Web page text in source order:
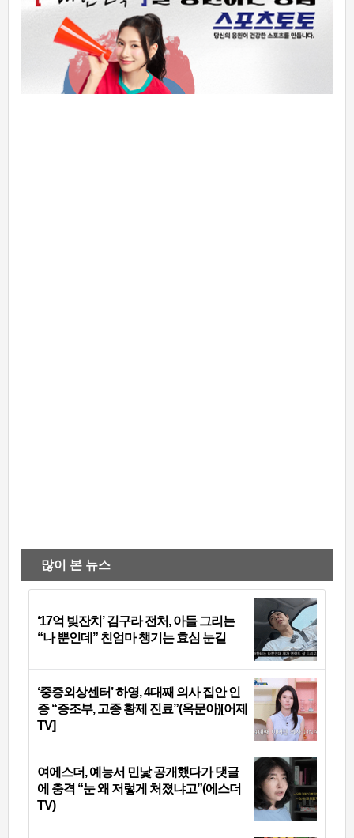
많이 본 뉴스
‘17억 빚잔치’ 김구라 전처, 아들 그리는
“나 뿐인데” 친엄마 챙기는 효심 눈길
‘중증외상센터’ 하영, 4대째 의사 집안 인
증 “증조부, 고종 황제 진료”(옥문아)[어제
TV]
여에스더, 예능서 민낯 공개했다가 댓글
에 충격 “눈 왜 저렇게 처졌냐고”(에스더
TV)